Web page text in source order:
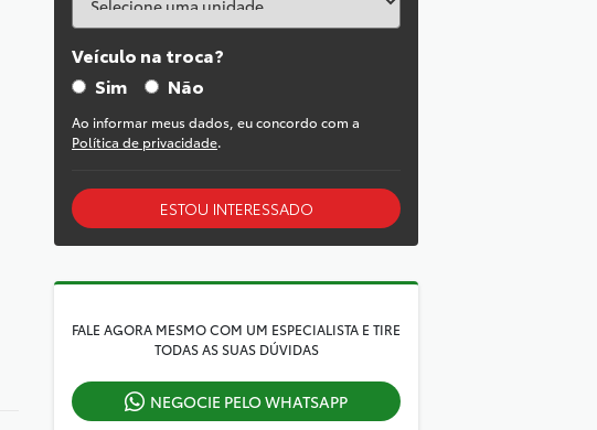
Veículo na troca?
Sim
Não
Ao informar meus dados, eu concordo com a
Política de privacidade.
ESTOU INTERESSADO
FALE AGORA MESMO COM UM ESPECIALISTA E TIRE
TODAS AS SUAS DÚVIDAS
NEGOCIE PELO WHATSAPP